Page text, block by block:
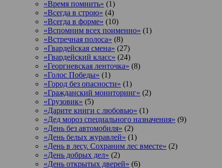
«Время помнить» (1)
«Всегда в строю» (4)
«Всегда в форме» (10)
«Вспомним всех поименно» (1)
«Встречная полоса» (8)
«Гвардейская смена» (27)
«Гвардейский класс» (24)
«Георгиевская ленточка» (8)
«Голос Победы» (1)
«Город без опасности» (1)
«Гражданский мониторинг» (2)
«Грузовик» (5)
«Дарите книги с любовью» (1)
«Дед мороз специального назначения» (9)
«День без автомобиля» (2)
«День белых журавлей» (1)
«День в лесу. Сохраним лес вместе» (2)
«День добрых дел» (2)
«День открытых дверей» (6)